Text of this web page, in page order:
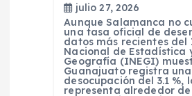
julio 27, 2026
Aunque Salamanca no
una tasa oficial de
datos más recientes
Nacional de Estadística
Geografía (INEGI)
Guanajuato registra
desocupación del 3.1 %,
representa alrededor de